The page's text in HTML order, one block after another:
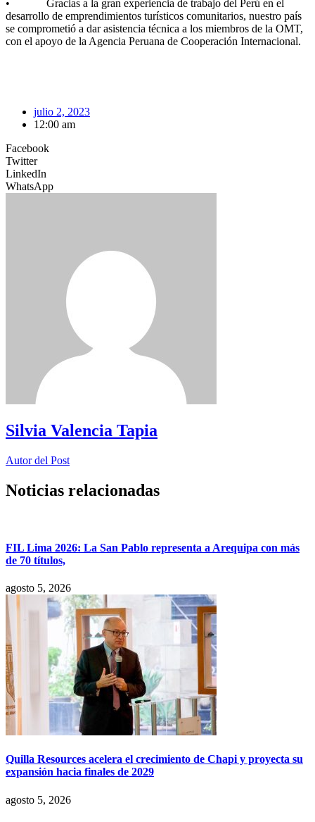
• Gracias a la gran experiencia de trabajo del Perú en el
desarrollo de emprendimientos turísticos comunitarios, nuestro país
se comprometió a dar asistencia técnica a los miembros de la OMT,
con el apoyo de la Agencia Peruana de Cooperación Internacional.
julio 2, 2023
12:00 am
Facebook
Twitter
LinkedIn
WhatsApp
Silvia Valencia Tapia
Autor del Post
Noticias relacionadas
FIL Lima 2026: La San Pablo representa a Arequipa con más
de 70 títulos,
agosto 5, 2026
Quilla Resources acelera el crecimiento de Chapi y proyecta su
expansión hacia finales de 2029
agosto 5, 2026